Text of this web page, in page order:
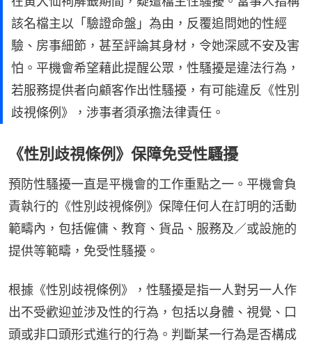
該名檔主以「驗證命盤」為由，反覆追問她的性經
驗、房事細節，甚至評論其身材，令她深感不安及害
怕。平機會希望藉此提醒公眾，性騷擾是違法行為，
若服務提供者向顧客作出性騷擾，有可能違反《性別
歧視條例》，涉事者須承擔法律責任。
《性別歧視條例》保障免受性騷擾
預防性騷擾一直是平機會的工作重點之一。平機會負
責執行的《性別歧視條例》保障任何人在訂明的活動
範疇內，包括僱傭、教育、貨品、服務及／或設施的
提供等範疇，免受性騷擾。
根據《性別歧視條例》，性騷擾是指一人對另一人作
出不受歡迎並涉及性的行為，包括以身體、視覺、口
頭或非口頭形式進行的行為。判斷某一行為是否構成